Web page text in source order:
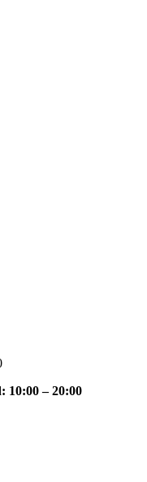
10:00 – 20:00